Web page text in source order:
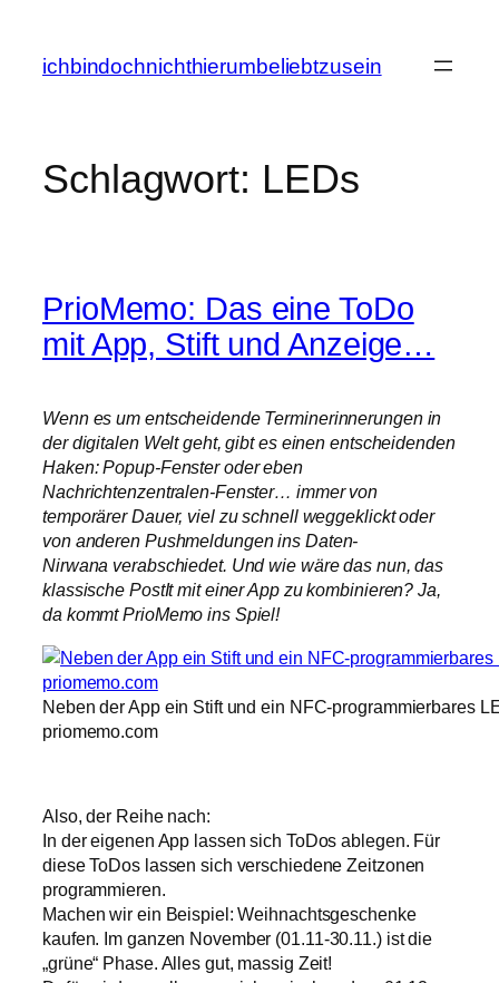
springen
ichbindochnichthierumbeliebtzusein
Schlagwort: LEDs
PrioMemo: Das eine ToDo
mit App, Stift und Anzeige…
Wenn es um entscheidende Terminerinnerungen in
der digitalen Welt geht, gibt es einen entscheidenden
Haken: Popup-Fenster oder eben
Nachrichtenzentralen-Fenster… immer von
temporärer Dauer, viel zu schnell weggeklickt oder
von anderen Pushmeldungen ins Daten-
Nirwana verabschiedet. Und wie wäre das nun, das
klassische PostIt mit einer App zu kombinieren? Ja,
da kommt PrioMemo ins Spiel!
Neben der App ein Stift und ein NFC-programmierbares
priomemo.com
Also, der Reihe nach:
In der eigenen App lassen sich ToDos ablegen. Für
diese ToDos lassen sich verschiedene Zeitzonen
programmieren.
Machen wir ein Beispiel: Weihnachtsgeschenke
kaufen. Im ganzen November (01.11-30.11.) ist die
„grüne“ Phase. Alles gut, massig Zeit!